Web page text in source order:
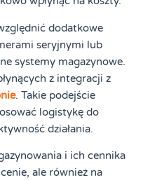
dodatkowe
seryjnymi lub
systemy magazynowe.
z integracji z
. Takie podejście
logistykę do
działania.
i ich cennika
ale również na